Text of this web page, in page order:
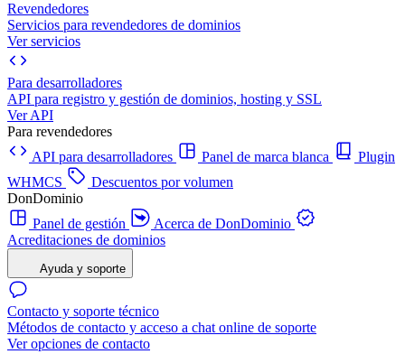
Revendedores
Servicios para revendedores de dominios
Ver servicios
Para desarrolladores
API para registro y gestión de dominios, hosting y SSL
Ver API
Para revendedores
API para desarrolladores
Panel de marca blanca
Plugin
WHMCS
Descuentos por volumen
DonDominio
Panel de gestión
Acerca de DonDominio
Acreditaciones de dominios
Ayuda y soporte
Contacto y soporte técnico
Métodos de contacto y acceso a chat online de soporte
Ver opciones de contacto